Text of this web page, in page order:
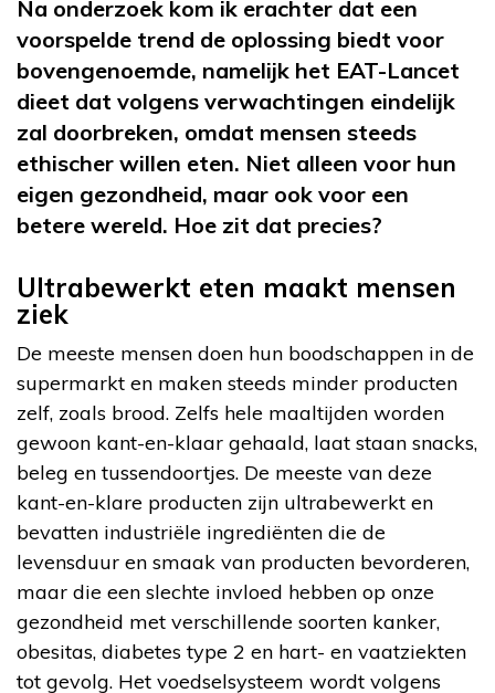
Na onderzoek kom ik erachter dat een
voorspelde trend de oplossing biedt voor
bovengenoemde, namelijk het EAT-Lancet
dieet dat volgens verwachtingen eindelijk
zal doorbreken, omdat mensen steeds
ethischer willen eten. Niet alleen voor hun
eigen gezondheid, maar ook voor een
betere wereld. Hoe zit dat precies?
Ultrabewerkt eten maakt mensen
ziek
De meeste mensen doen hun boodschappen in de
supermarkt en maken steeds minder producten
zelf, zoals brood. Zelfs hele maaltijden worden
gewoon kant-en-klaar gehaald, laat staan snacks,
beleg en tussendoortjes. De meeste van deze
kant-en-klare producten zijn ultrabewerkt en
bevatten industriële ingrediënten die de
levensduur en smaak van producten bevorderen,
maar die een slechte invloed hebben op onze
gezondheid met verschillende soorten kanker,
obesitas, diabetes type 2 en hart- en vaatziekten
tot gevolg. Het voedselsysteem wordt volgens